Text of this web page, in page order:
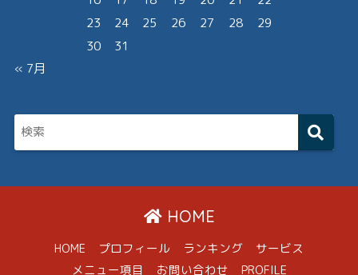
23
24 25 26 27 28
29
30
31
« 7月
HOME
HOME プロフィール ランキング
サービス
メニュー項目
お問い合わせ PROFILE